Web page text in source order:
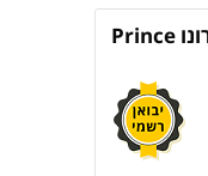
שעון יד אנלוגי קרמיקה קרונו Prince